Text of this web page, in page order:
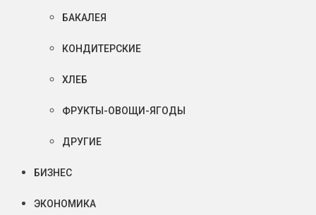
БАКАЛЕЯ
КОНДИТЕРСКИЕ
ХЛЕБ
ФРУКТЫ-ОВОЩИ-ЯГОДЫ
ДРУГИЕ
БИЗНЕС
ЭКОНОМИКА